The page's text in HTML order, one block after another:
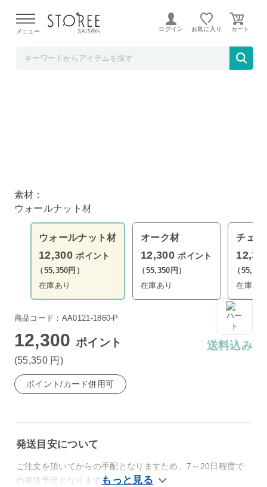
よる配送遅延が発生しております。
メニュー ログイン お気に入り
ミラー サノ 42×126cm ウォールナット材
素材：
ウォールナット材
ウォールナット材
12,300 ポイント
（55,350円）
在庫あり
オーク材
12,300 ポイント
（55,350円）
在庫あり
チェ
（
在庫あ
商品コード：AA0121-1860-P
12,300ポイント
(55,350 円 )
送料込み
ポイント/カード併用可
発送目安について
ご注文を頂いてからの手配となりますため、7～20日程度で
の発送予定となります。